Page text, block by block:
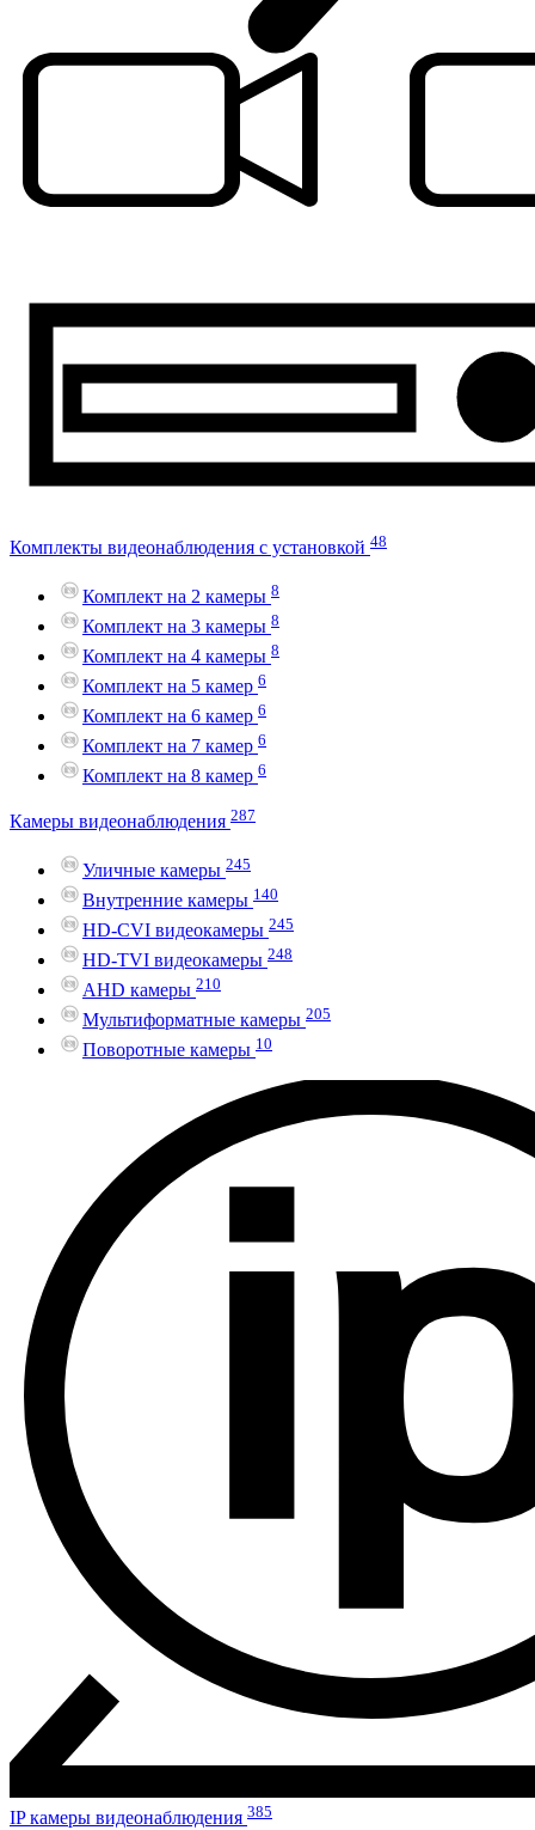
Комплекты видеонаблюдения с установкой 48
Комплект на 2 камеры 8
Комплект на 3 камеры 8
Комплект на 4 камеры 8
Комплект на 5 камер 6
Комплект на 6 камер 6
Комплект на 7 камер 6
Комплект на 8 камер 6
Камеры видеонаблюдения 287
Уличные камеры 245
Внутренние камеры 140
HD-CVI видеокамеры 245
HD-TVI видеокамеры 248
AHD камеры 210
Мультиформатные камеры 205
Поворотные камеры 10
IP камеры видеонаблюдения 385